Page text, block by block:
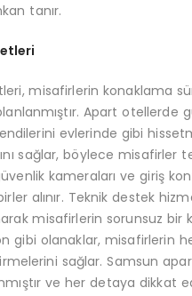
tanır.
misafirlerin konaklama
Apart
evlerinde gibi
sağlar, böylece misafirler
kameraları ve giriş
alınır. Teknik destek
misafirlerin sorunsuz
gibi olanaklar, misafirlerin
sağlar. Samsun
ve her detaya dikkat